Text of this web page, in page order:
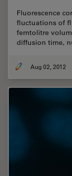
Fluorescence
fluctuations of
femtolitre
diffusion time,
Aug 02, 2012